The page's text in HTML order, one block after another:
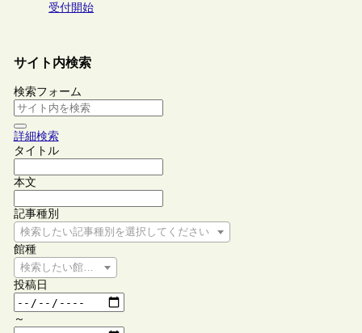
受付開始
サイト内検索
検索フォーム
詳細検索
タイトル
本文
記事種別
検索したい記事種別を選択してください
館種
検索したい館種を選択してください
投稿日
～